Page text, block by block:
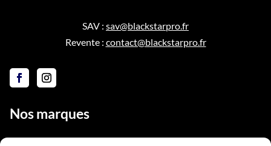
SAV : sav@blackstarpro.fr
Revente : contact@blackstarpro.fr
Nos marques